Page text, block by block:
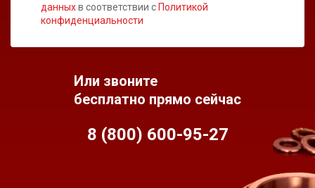
данныхв соответствии с Политикой
конфиденциальности
Или звоните
бесплатно прямо сейчас
8 (800) 600-95-27